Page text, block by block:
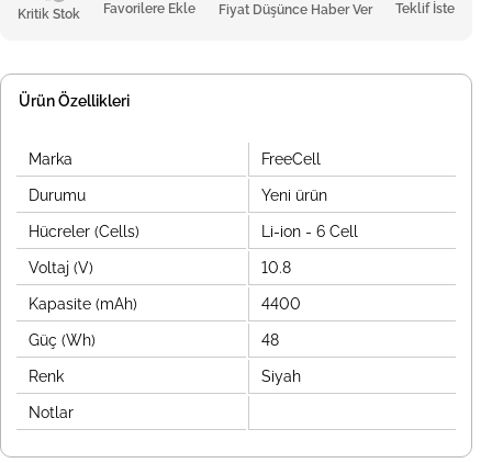
Kritik Stok Favorilere Ekle Fiyat Düşünce Haber Ver Teklif İste
Ürün Özellikleri
Marka FreeCell
Durumu Yeni ürün
Hücreler (Cells) Li-ion - 6 Cell
Voltaj (V) 10.8
Kapasite (mAh) 4400
Güç (Wh) 48
Renk Siyah
Notlar